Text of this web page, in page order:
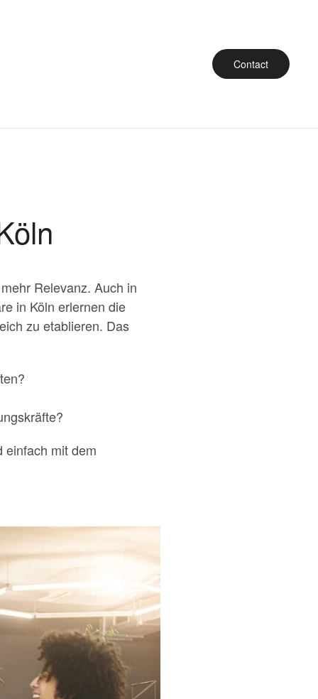
Contact
Relevanz. Auch in
in Köln erlernen die
zu etablieren. Das
einfach mit dem